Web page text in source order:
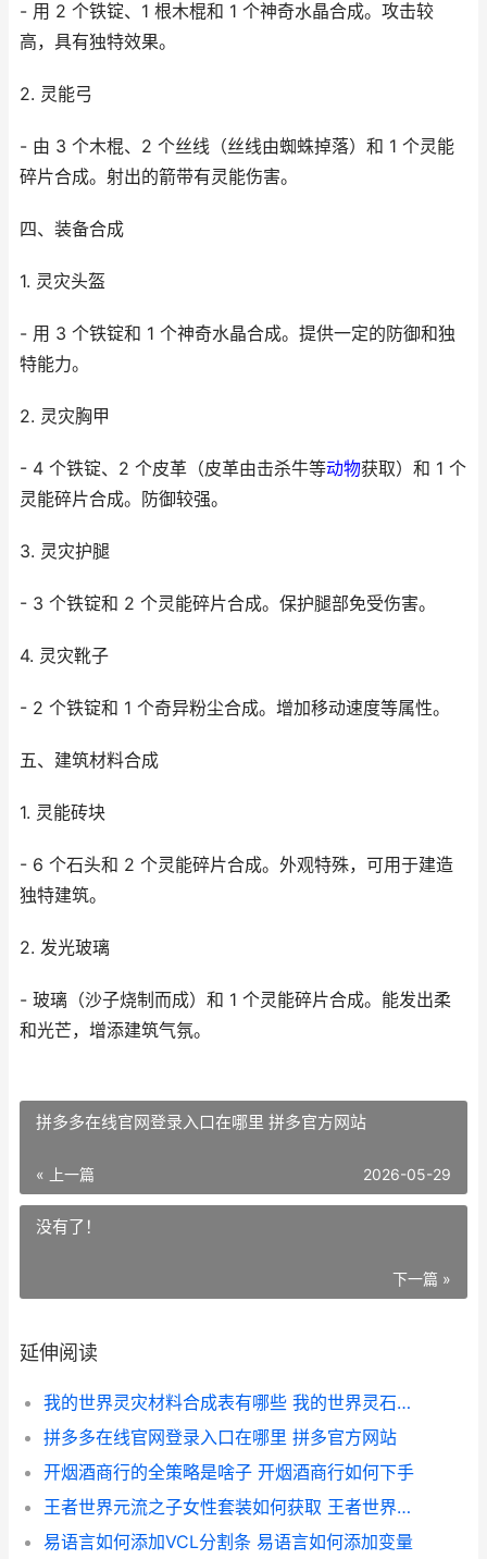
- 用 2 个铁锭、1 根木棍和 1 个神奇水晶合成。攻击较
高，具有独特效果。
2. 灵能弓
- 由 3 个木棍、2 个丝线（丝线由蜘蛛掉落）和 1 个灵能
碎片合成。射出的箭带有灵能伤害。
四、装备合成
1. 灵灾头盔
- 用 3 个铁锭和 1 个神奇水晶合成。提供一定的防御和独
特能力。
2. 灵灾胸甲
- 4 个铁锭、2 个皮革（皮革由击杀牛等动物获取）和 1 个
灵能碎片合成。防御较强。
3. 灵灾护腿
- 3 个铁锭和 2 个灵能碎片合成。保护腿部免受伤害。
4. 灵灾靴子
- 2 个铁锭和 1 个奇异粉尘合成。增加移动速度等属性。
五、建筑材料合成
1. 灵能砖块
- 6 个石头和 2 个灵能碎片合成。外观特殊，可用于建造
独特建筑。
2. 发光玻璃
- 玻璃（沙子烧制而成）和 1 个灵能碎片合成。能发出柔
和光芒，增添建筑气氛。
拼多多在线官网登录入口在哪里 拼多官方网站
« 上一篇 2026-05-29
没有了！
下一篇 »
延伸阅读
我的世界灵灾材料合成表有哪些 我的世界灵石怎么获得
拼多多在线官网登录入口在哪里 拼多官方网站
开烟酒商行的全策略是啥子 开烟酒商行如何下手
王者世界元流之子女性套装如何获取 王者世界元流之子铭文怎么选
易语言如何添加VCL分割条 易语言如何添加变量